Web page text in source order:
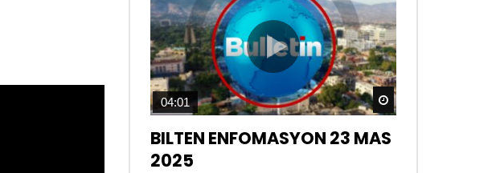
Watch Later
04:01
BILTEN ENFOMASYON 23 MAS
2025